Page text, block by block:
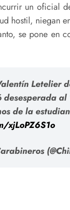
un oficial
hostil, niegan
se pone en
Letelier
desesperada
de la
xjLoPZ6S1o